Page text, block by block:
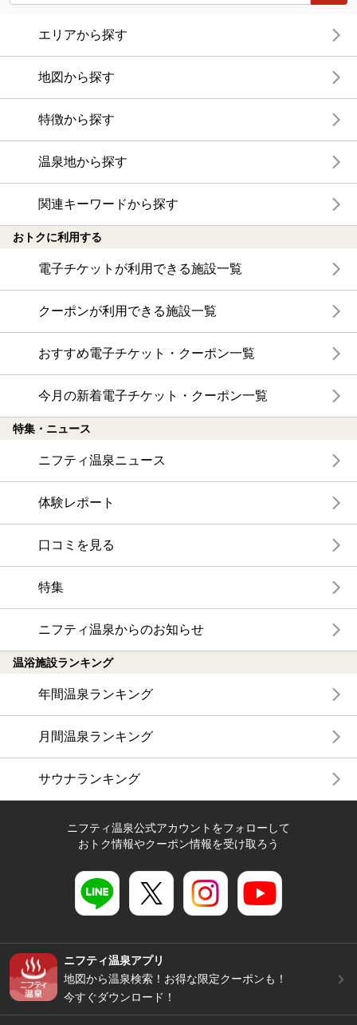
エリアから探す
地図から探す
特徴から探す
温泉地から探す
関連キーワードから探す
おトクに利用する
電子チケットが利用できる施設一覧
クーポンが利用できる施設一覧
おすすめ電子チケット・クーポン一覧
今月の新着電子チケット・クーポン一覧
特集・ニュース
ニフティ温泉ニュース
体験レポート
口コミを見る
特集
ニフティ温泉からのお知らせ
温浴施設ランキング
年間温泉ランキング
月間温泉ランキング
サウナランキング
ニフティ温泉公式アカウントをフォローして
おトク情報やクーポン情報を受け取ろう
ニフティ温泉アプリ
地図から温泉検索！お得な限定クーポンも！
今すぐダウンロード！